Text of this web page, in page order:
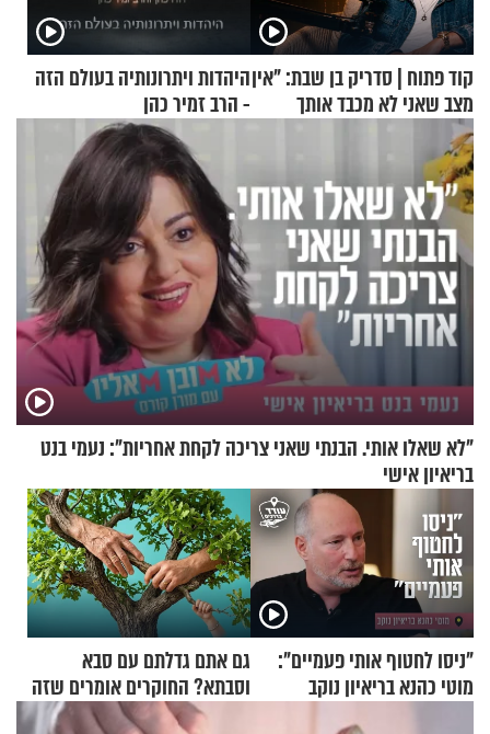
קוד פתוח | סדריק בן שבת: "אין
מצב שאני לא מכבד אותך
בבוקר בהנחת תפילין"
היהדות ויתרונותיה בעולם הזה
- הרב זמיר כהן
"לא שאלו אותי. הבנתי שאני צריכה לקחת אחריות": נעמי בנט
בריאיון אישי
"ניסו לחטוף אותי פעמיים":
מוטי כהנא בריאיון נוקב
גם אתם גדלתם עם סבא
וסבתא? החוקרים אומרים שזה
מתכון מנצח